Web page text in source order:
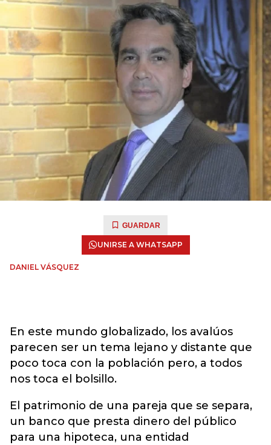
GUARDAR
UNIRSE A WHATSAPP
DANIEL VÁSQUEZ
En este mundo globalizado, los avalúos
parecen ser un tema lejano y distante que
poco toca con la población pero, a todos
nos toca el bolsillo.
El patrimonio de una pareja que se separa,
un banco que presta dinero del público
para una hipoteca, una entidad